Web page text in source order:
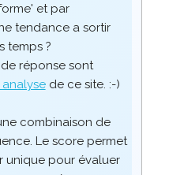
et par
tendance a sortir
temps ?
réponse sont
de ce site. :-)
combinaison de
Le score permet
unique pour évaluer